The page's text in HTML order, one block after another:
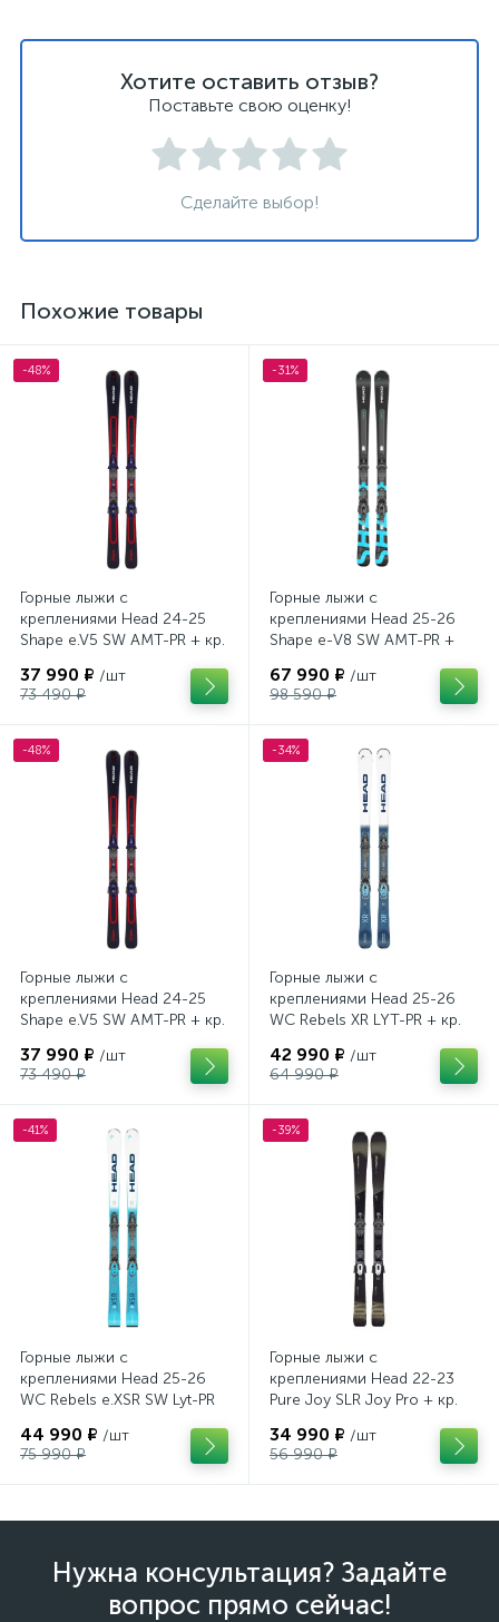
Хотите оставить отзыв?
Поставьте свою оценку!
Сделайте выбор!
Похожие товары
-48%
Горные лыжи с
креплениями Head 24-25
Shape e.V5 SW AMT-PR + кр.
37 990 ₽ /шт
73 490 ₽
-31%
Горные лыжи с
креплениями Head 25-26
Shape e-V8 SW AMT-PR +
67 990 ₽ /шт
98 590 ₽
-48%
Горные лыжи с
креплениями Head 24-25
Shape e.V5 SW AMT-PR + кр.
37 990 ₽ /шт
73 490 ₽
-34%
Горные лыжи с
креплениями Head 25-26
WC Rebels XR LYT-PR + кр.
42 990 ₽ /шт
64 990 ₽
-41%
Горные лыжи с
креплениями Head 25-26
WC Rebels e.XSR SW Lyt-PR
(100943)
44 990 ₽ /шт
75 990 ₽
-39%
Горные лыжи с
креплениями Head 22-23
Pure Joy SLR Joy Pro + кр.
(100953)
34 990 ₽ /шт
56 990 ₽
Нужна консультация? Задайте
вопрос прямо сейчас!